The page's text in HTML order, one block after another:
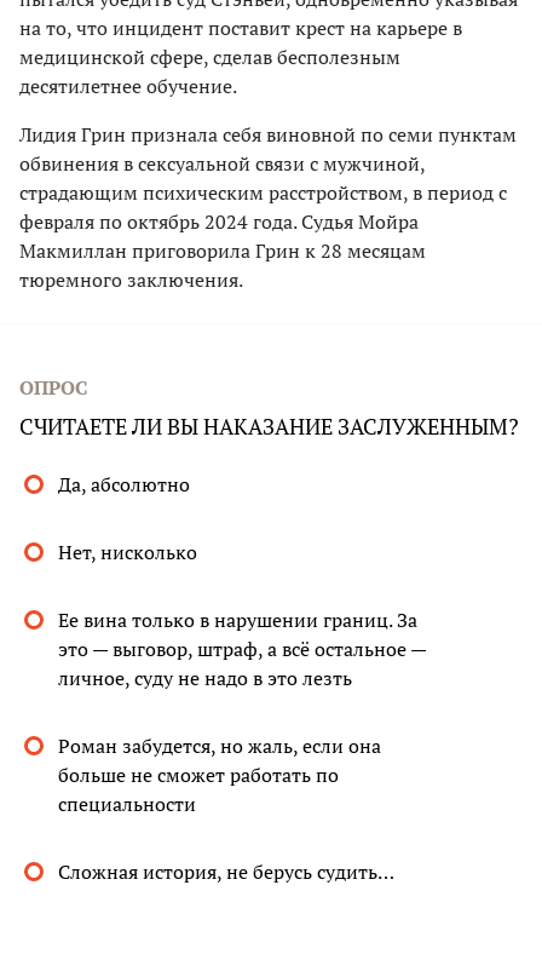
на то, что инцидент поставит крест на карьере в
медицинской сфере, сделав бесполезным
десятилетнее обучение.
Лидия Грин признала себя виновной по семи пунктам
обвинения в сексуальной связи с мужчиной,
страдающим психическим расстройством, в период с
февраля по октябрь 2024 года. Судья Мойра
Макмиллан приговорила Грин к 28 месяцам
тюремного заключения.
ОПРОС
СЧИТАЕТЕ ЛИ ВЫ НАКАЗАНИЕ ЗАСЛУЖЕННЫМ?
Да, абсолютно
Нет, нисколько
Ее вина только в нарушении границ. За
это — выговор, штраф, а всё остальное —
личное, суду не надо в это лезть
Роман забудется, но жаль, если она
больше не сможет работать по
специальности
Сложная история, не берусь судить…